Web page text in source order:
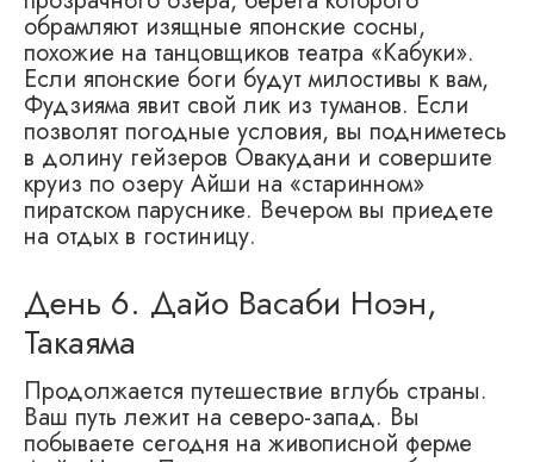
обрамляют изящные японские сосны,
похожие на танцовщиков театра «Кабуки».
Если японские боги будут милостивы к вам,
Фудзияма явит свой лик из туманов. Если
позволят погодные условия, вы подниметесь
в долину гейзеров Овакудани и совершите
круиз по озеру Айши на «старинном»
пиратском паруснике. Вечером вы приедете
на отдых в гостиницу.
День 6. Дайо Васаби Ноэн,
Такаяма
Продолжается путешествие вглубь страны.
Ваш путь лежит на северо-запад. Вы
побываете сегодня на живописной ферме